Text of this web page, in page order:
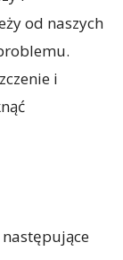
od naszych
i